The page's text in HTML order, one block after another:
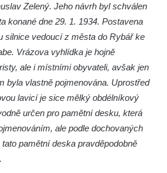
hoře ve Slaném
vrchem u Bečova nad
Velké Bučiny u Velvar
vrchem Radovič u Velké
v Lovosicích
Zelený. Jeho návrh byl schválen
konané dne 29. 1. 1934. Postavena
silnice vedoucí z města do Rybář ke
Vrázova vyhlídka je hojně
ale i místními obyvateli, avšak jen
byla vlastně pojmenována. Uprostřed
lavicí je sice mělký obdélníkový
určen pro pamětní desku, která
ale podle dochovaných
pamětní deska pravděpodobně